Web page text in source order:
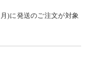
)に発送のご注文が対象